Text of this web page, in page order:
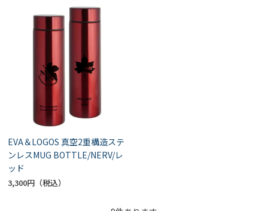
EVA＆LOGOS 真空2重構造ステ
ンレスMUG BOTTLE/NERV/レ
ッド
3,300円